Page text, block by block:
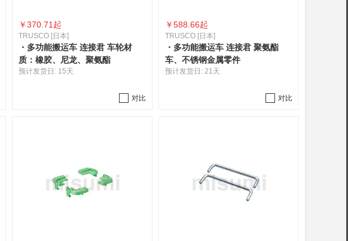
￥370.71起
TRUSCO [日本]
・多功能搬运车 连接君 车轮材
质：橡胶、尼龙、聚氨酯
预计发货日: 15天
对比
￥588.66起
TRUSCO [日本]
・多功能搬运车 连接君 聚氨酯
车、不锈钢金属零件
预计发货日: 21天
对比